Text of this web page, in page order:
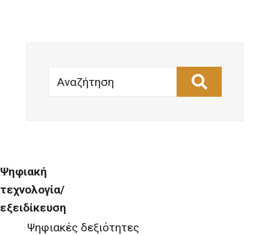
Αναζήτηση
Ψηφιακή
τεχνολογία/
εξειδίκευση
Ψηφιακές δεξιότητες